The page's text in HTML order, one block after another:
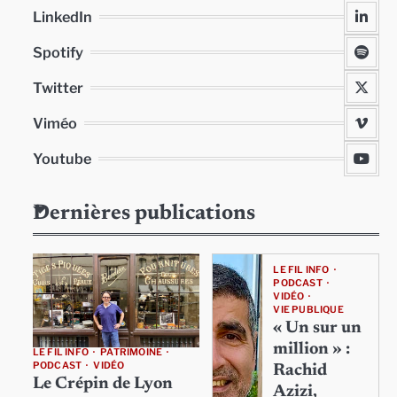
LinkedIn
Spotify
Twitter
Viméo
Youtube
Dernières publications
LE FIL INFO
PATRIMOINE
PODCAST
VIDÉO
Le Crépin de Lyon
LE FIL INFO
PODCAST
VIDÉO
VIE PUBLIQUE
« Un sur un
million » :
Rachid
Azizi,